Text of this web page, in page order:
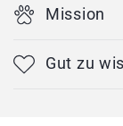
Mission
Gut zu